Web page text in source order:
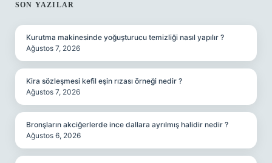
SIDEBAR
SON YAZILAR
Kurutma makinesinde yoğuşturucu temizliği nasıl yapılır ?
Ağustos 7, 2026
Kira sözleşmesi kefil eşin rızası örneği nedir ?
Ağustos 7, 2026
Bronşların akciğerlerde ince dallara ayrılmış halidir nedir ?
Ağustos 6, 2026